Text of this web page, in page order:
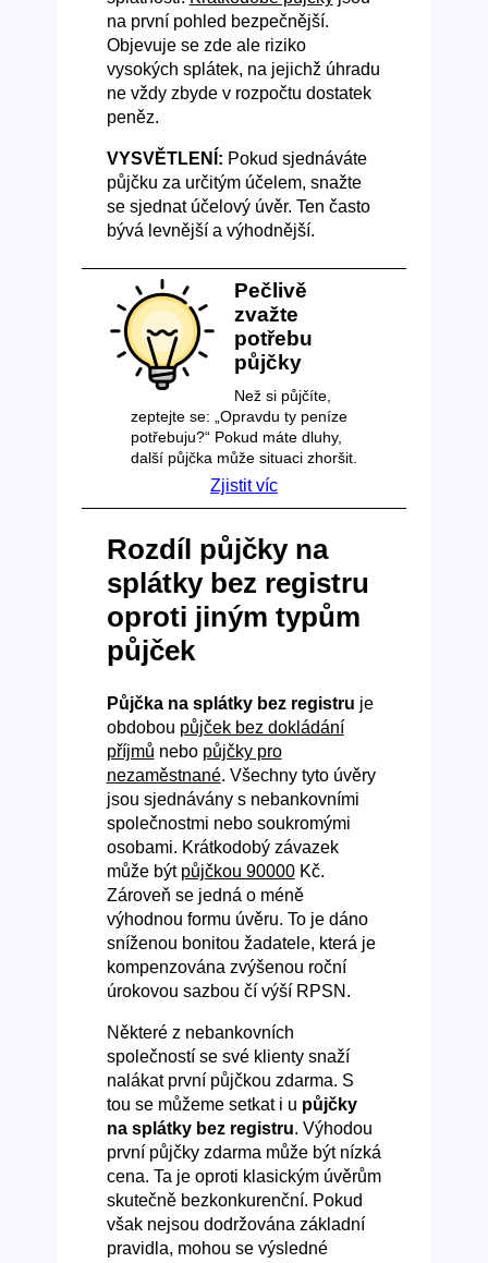
na první pohled bezpečnější.
Objevuje se zde ale riziko
vysokých splátek, na jejichž úhradu
ne vždy zbyde v rozpočtu dostatek
peněz.
VYSVĚTLENÍ: Pokud sjednáváte
půjčku za určitým účelem, snažte
se sjednat účelový úvěr. Ten často
bývá levnější a výhodnější.
Pečlivě
zvažte
potřebu
půjčky
Než si půjčíte,
zeptejte se: „Opravdu ty peníze
potřebuju?“ Pokud máte dluhy,
další půjčka může situaci zhoršit.
Zjistit víc
Rozdíl půjčky na
splátky bez registru
oproti jiným typům
půjček
Půjčka na splátky bez registru je
obdobou půjček bez dokládání
příjmů nebo půjčky pro
nezaměstnané. Všechny tyto úvěry
jsou sjednávány s nebankovními
společnostmi nebo soukromými
osobami. Krátkodobý závazek
může být půjčkou 90000Kč.
Zároveň se jedná o méně
výhodnou formu úvěru. To je dáno
sníženou bonitou žadatele, která je
kompenzována zvýšenou roční
úrokovou sazbou čí výší RPSN.
Některé z nebankovních
společností se své klienty snaží
nalákat první půjčkou zdarma. S
tou se můžeme setkat i u půjčky
na splátky bez registru. Výhodou
první půjčky zdarma může být nízká
cena. Ta je oproti klasickým úvěrům
skutečně bezkonkurenční. Pokud
však nejsou dodržována základní
pravidla, mohou se výsledné